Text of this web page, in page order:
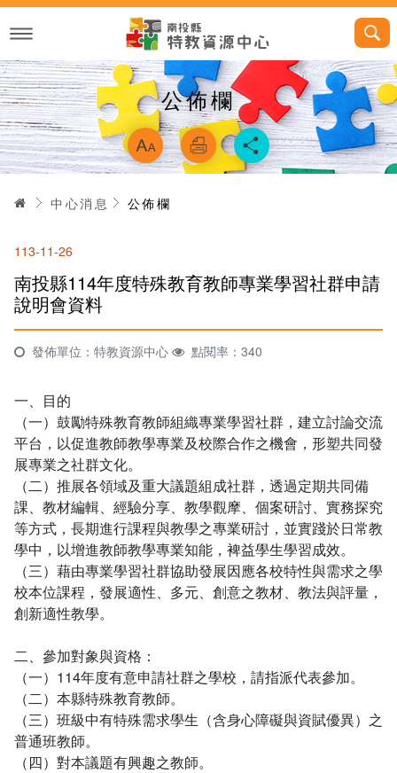
跳
主
內
容
公佈欄 略過字型切換
首頁中心消息 公佈欄
113-11-26
南投縣114年度特殊教育教師專業學習社群申請
說明會資料
發佈單位：特教資源中心 點閱率：340
一、目的
（一）鼓勵特殊教育教師組織專業學習社群，建立討論交流
平台，以促進教師教學專業及校際合作之機會，形塑共同發
展專業之社群文化。
（二）推展各領域及重大議題組成社群，透過定期共同備
課、教材編輯、經驗分享、教學觀摩、個案研討、實務探究
等方式，長期進行課程與教學之專業研討，並實踐於日常教
學中，以增進教師教學專業知能，裨益學生學習成效。
（三）藉由專業學習社群協助發展因應各校特性與需求之學
校本位課程，發展適性、多元、創意之教材、教法與評量，
創新適性教學。
二、參加對象與資格：
（一）114年度有意申請社群之學校，請指派代表參加。
（二）本縣特殊教育教師。
（三）班級中有特殊需求學生（含身心障礙與資賦優異）之
普通班教師。
（四）對本議題有興趣之教師。